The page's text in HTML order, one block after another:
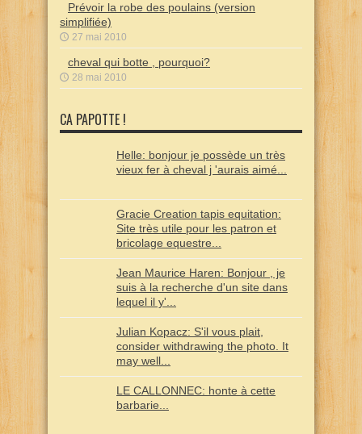
Prévoir la robe des poulains (version
simplifiée)
27 mai 2010
cheval qui botte , pourquoi?
28 mai 2010
CA PAPOTTE !
Helle: bonjour je possède un très
vieux fer à cheval j 'aurais aimé...
Gracie Creation tapis equitation:
Site très utile pour les patron et
bricolage equestre...
Jean Maurice Haren: Bonjour , je
suis à la recherche d'un site dans
lequel il y'...
Julian Kopacz: S'il vous plait,
consider withdrawing the photo. It
may well...
LE CALLONNEC: honte à cette
barbarie...